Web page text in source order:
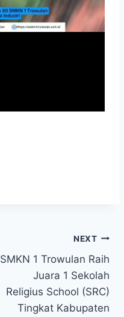
NEXT
SMKN 1 Trowulan Raih
Juara 1 Sekolah
Religius School (SRC)
Tingkat Kabupaten